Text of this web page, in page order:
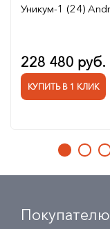
Уникум-1 (24)
228 480 руб.
КУПИТЬ В 1 КЛИК
Покупателю